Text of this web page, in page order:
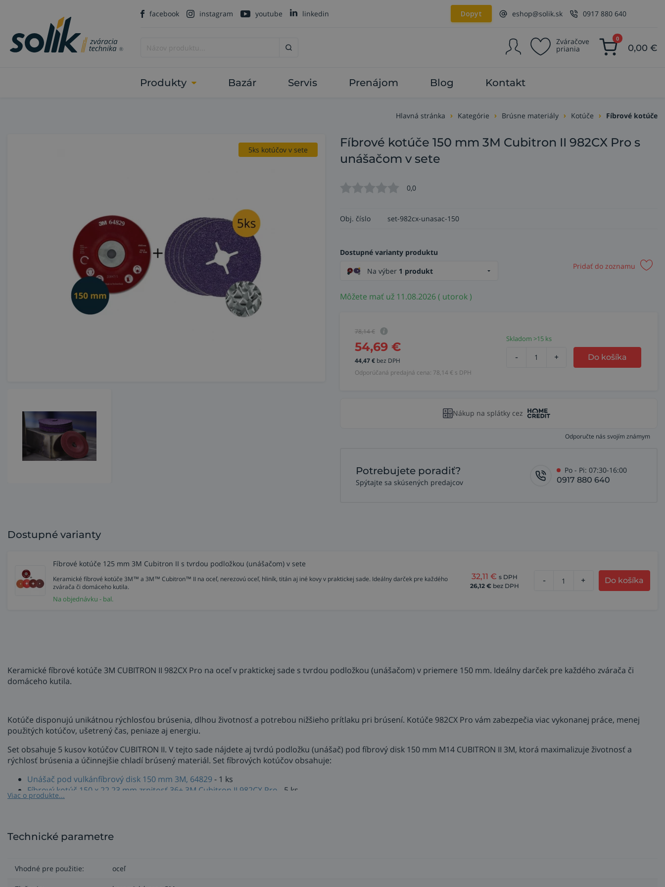
facebook instagram youtube linkedin Dopyt eshop@solik.sk 0917 880 640
Zváračove
priania
0
0,00 €
Produkty Bazár Servis Prenájom Blog Kontakt
Hlavná stránka Kategórie Brúsne materiály Kotúče Fíbrové kotúče
Priemer 150mm
Fíbrové kotúče 150 mm 3M Cubitron II 982CX Pro s
unášačom v sete
0,0
Obj. číslo set-982cx-unasac-150
Dostupné varianty produktu
Na výber 1 produkt
Pridať do zoznamu
Môžete mať už 11.08.2026 ( utorok )
78,14€
54,69 €
44,47€ bez DPH
Odporúčaná predajná cena: 78,14 € s DPH
Skladom >15 ks
- + Do košíka
Nákup na splátky cez
Odporučte nás svojím známym
Potrebujete poradiť?
Spýtajte sa skúsených predajcov
Po - Pi: 07:30-16:00
0917 880 640
Dostupné varianty
Fíbrové kotúče 125 mm 3M Cubitron II s tvrdou podložkou (unášačom) v sete
Keramické fíbrové kotúče 3M™ a 3M™ Cubitron™ II na oceľ, nerezovú oceľ, hliník, titán aj iné kovy v praktickej sade. Ideálny darček pre každého
zvárača či domáceho kutila.
Na objednávku - bal.
32,11 € s DPH
26,12 € bez DPH
- + Do košíka
Keramické fíbrové kotúče 3M CUBITRON II 982CX Pro na oceľ v praktickej sade s tvrdou podložkou (unášačom) v priemere 150 mm. Ideálny darček pre každého zvárača či
domáceho kutila.
Kotúče disponujú unikátnou rýchlosťou brúsenia, dlhou životnosť a potrebou nižšieho prítlaku pri brúsení. Kotúče 982CX Pro vám zabezpečia viac vykonanej práce, menej
použitých kotúčov, ušetrený čas, peniaze aj energiu.
Set obsahuje 5 kusov kotúčov CUBITRON II. V tejto sade nájdete aj tvrdú podložku (unášač) pod fíbrový disk 150 mm M14 CUBITRON II 3M, ktorá maximalizuje životnosť a
rýchlosť brúsenia a účinnejšie chladí brúsený materiál. Set fíbrových kotúčov obsahuje:
Unášač pod vulkánfíbrový disk 150 mm 3M, 64829- 1 ks
Fíbrový kotúč 150 x 22,23 mm zrnitosť 36+ 3M Cubitron II 982CX Pro - 5 ks
Fíbrové kotúče 3M Cubitron II 982CX Pro
Vynovené brúsne zrno 3M Cubitron II posúva legendárnu rýchlosť a životnosť kotúča na ešte vyššiu úroveň. Svetoznáme presne tvarované zrno Cubitron II, ktoré robí kotúče
Viac o produkte...
Technické parametre
Vhodné pre použitie: oceľ